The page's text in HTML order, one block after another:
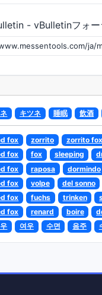
- vBulletinフォー
キツネ 睡眠 飲酒
fox zorrito zorrito fox
fox fox sleeping
fox raposa dormindo
fox volpe del sonno
fox fuchs trinken
fox renard boire
여우 수면 음주